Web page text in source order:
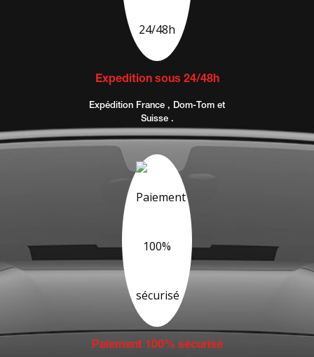
Expedition sous 24/48h
Expédition France , Dom-Tom et
Suisse .
Paiement 100% sécurisé